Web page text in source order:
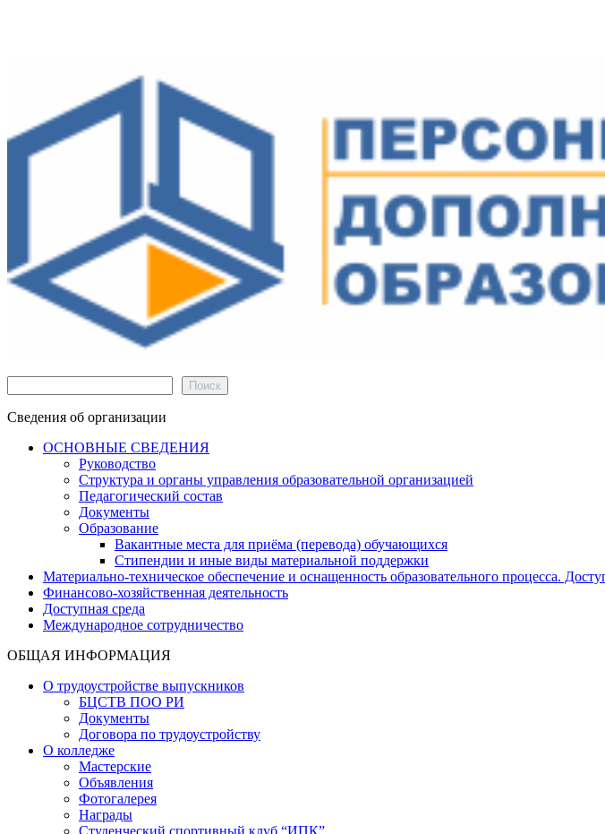
Поиск
Сведения об организации
ОСНОВНЫЕ СВЕДЕНИЯ
Руководство
Структура и органы управления образовательной организацией
Педагогический состав
Документы
Образование
Вакантные места для приёма (перевода) обучающихся
Стипендии и иные виды материальной поддержки
Материально-техническое обеспечение и оснащенность образовательного процесса.
Финансово-хозяйственная деятельность
Доступная среда
Международное сотрудничество
ОБЩАЯ ИНФОРМАЦИЯ
О трудоустройстве выпускников
БЦСТВ ПОО РИ
Документы
Договора по трудоустройству
О колледже
Мастерские
Объявления
Фотогалерея
Награды
Студенческий спортивный клуб “ИПК”